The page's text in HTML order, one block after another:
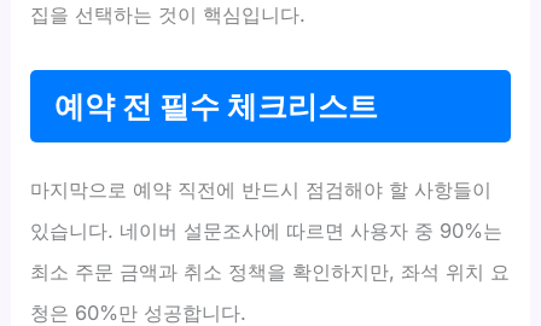
집을 선택하는 것이 핵심입니다.
예약 전 필수 체크리스트
마지막으로 예약 직전에 반드시 점검해야 할 사항들이
있습니다. 네이버 설문조사에 따르면 사용자 중 90%는
최소 주문 금액과 취소 정책을 확인하지만, 좌석 위치 요
청은 60%만 성공합니다.